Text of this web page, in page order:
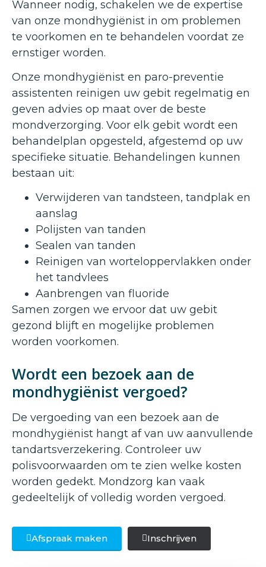
Wanneer nodig, schakelen we de expertise
van onze mondhygiënist in om problemen
te voorkomen en te behandelen voordat ze
ernstiger worden.
Onze mondhygiënist en paro-preventie
assistenten reinigen uw gebit regelmatig en
geven advies op maat over de beste
mondverzorging. Voor elk gebit wordt een
behandelplan opgesteld, afgestemd op uw
specifieke situatie. Behandelingen kunnen
bestaan uit:
Verwijderen van tandsteen, tandplak en
aanslag
Polijsten van tanden
Sealen van tanden
Reinigen van worteloppervlakken onder
het tandvlees
Aanbrengen van fluoride
Samen zorgen we ervoor dat uw gebit
gezond blijft en mogelijke problemen
worden voorkomen.
Wordt een bezoek aan de
mondhygiënist vergoed?
De vergoeding van een bezoek aan de
mondhygiënist hangt af van uw aanvullende
tandartsverzekering. Controleer uw
polisvoorwaarden om te zien welke kosten
worden gedekt. Mondzorg kan vaak
gedeeltelijk of volledig worden vergoed.
Afspraak maken Inschrijven